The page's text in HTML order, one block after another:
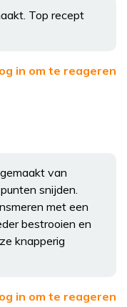
Top recept
in om te reageren
van
snijden.
met een
bestrooien en
knapperig
in om te reageren